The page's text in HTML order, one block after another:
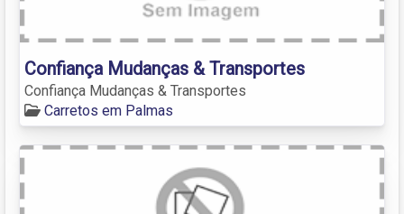
Confiança Mudanças & Transportes
Confiança Mudanças & Transportes
Carretos em Palmas